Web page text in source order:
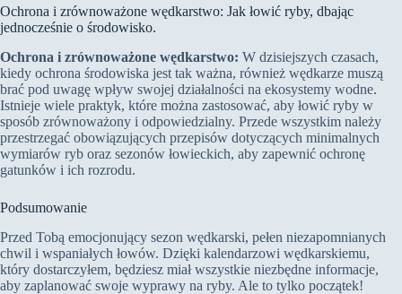
Ochrona i zrównoważone wędkarstwo: Jak łowić ryby, dbając
jednocześnie o środowisko.
Ochrona i zrównoważone wędkarstwo: W dzisiejszych czasach,
kiedy ochrona środowiska jest tak ważna, również wędkarze muszą
brać pod uwagę wpływ swojej działalności na ekosystemy wodne.
Istnieje wiele praktyk, które można zastosować, aby łowić ryby w
sposób zrównoważony i odpowiedzialny. Przede wszystkim należy
przestrzegać obowiązujących przepisów dotyczących minimalnych
wymiarów ryb oraz sezonów łowieckich, aby zapewnić ochronę
gatunków i ich rozrodu.
Podsumowanie
Przed Tobą emocjonujący sezon wędkarski, pełen niezapomnianych
chwil i wspaniałych łowów. Dzięki kalendarzowi wędkarskiemu,
który dostarczyłem, będziesz miał wszystkie niezbędne informacje,
aby zaplanować swoje wyprawy na ryby. Ale to tylko początek!